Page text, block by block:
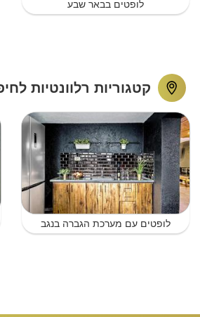
לופטים בבאר שבע
קטגוריות רלוונטיות
לופטים עם מערכת הגברה בנגב